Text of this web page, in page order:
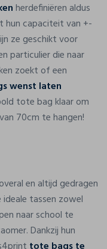
herdefiniëren aldus
hun capaciteit van +-
ze geschikt voor
particulier die naar
zoekt of een
wenst laten
tote bag klaar om
70cm te hangen!
en altijd gedragen
tassen zowel
naar school te
Dankzij hun